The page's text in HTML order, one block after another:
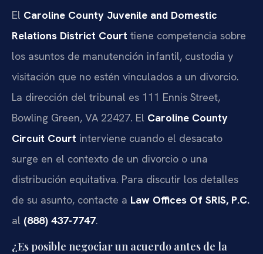
El Caroline County Juvenile and Domestic
Relations District Court tiene competencia sobre
los asuntos de manutención infantil, custodia y
visitación que no estén vinculados a un divorcio.
La dirección del tribunal es 111 Ennis Street,
Bowling Green, VA 22427. El Caroline County
Circuit Court interviene cuando el desacato
surge en el contexto de un divorcio o una
distribución equitativa. Para discutir los detalles
de su asunto, contacte a Law Offices Of SRIS, P.C.
al (888) 437-7747.
¿Es posible negociar un acuerdo antes de la